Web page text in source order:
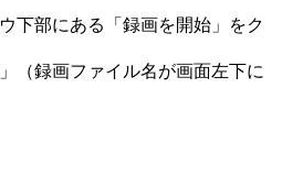
下部にある「録画を開始」をク
（録画ファイル名が画面左下に